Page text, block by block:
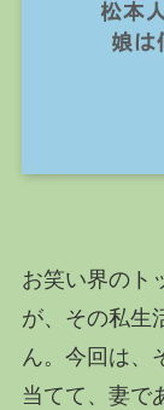
お笑い界のト
が、その私生
ん。今回は、
当てて、妻で